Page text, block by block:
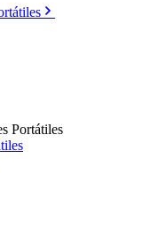
Portátiles